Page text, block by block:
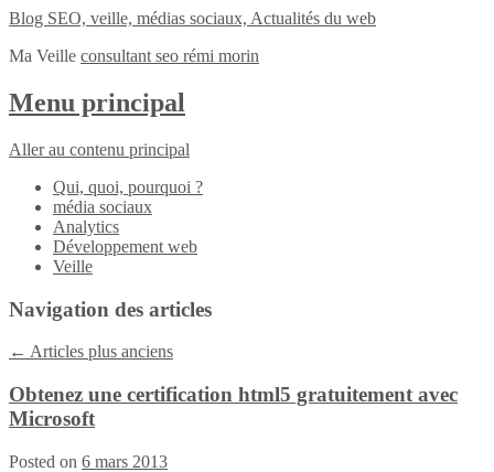
Blog SEO, veille, médias sociaux, Actualités du web
Ma Veille consultant seo rémi morin
Menu principal
Aller au contenu principal
Qui, quoi, pourquoi ?
média sociaux
Analytics
Développement web
Veille
Navigation des articles
← Articles plus anciens
Obtenez une certification html5 gratuitement avec
Microsoft
Posted on 6 mars 2013